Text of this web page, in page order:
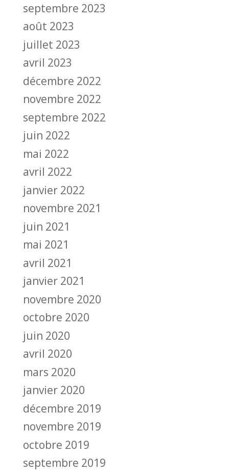
septembre 2023
août 2023
juillet 2023
avril 2023
décembre 2022
novembre 2022
septembre 2022
juin 2022
mai 2022
avril 2022
janvier 2022
novembre 2021
juin 2021
mai 2021
avril 2021
janvier 2021
novembre 2020
octobre 2020
juin 2020
avril 2020
mars 2020
janvier 2020
décembre 2019
novembre 2019
octobre 2019
septembre 2019